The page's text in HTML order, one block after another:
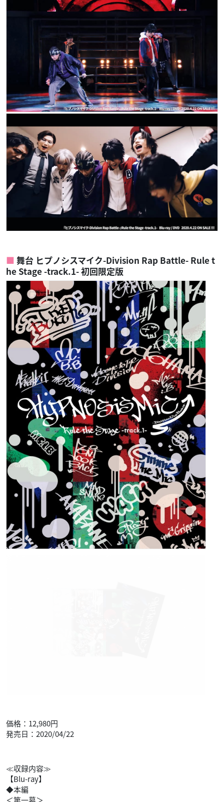
舞台 ヒプノシスマイク-Division Rap Battle- Rule t
he Stage -track.1- 初回限定版
価格：12,980円
発売日：2020/04/22
≪収録内容≫
【Blu-ray】
◆本編